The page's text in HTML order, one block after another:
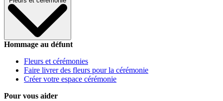
Hommage au défunt
Fleurs et cérémonies
Faire livrer des fleurs pour la cérémonie
Créer votre espace cérémonie
Pour vous aider